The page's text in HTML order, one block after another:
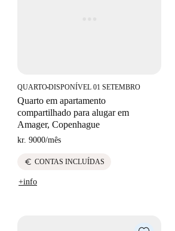
QUARTO■DISPONÍVEL 01 SETEMBRO
Quarto em apartamento
compartilhado para alugar em
Amager, Copenhague
kr. 9000/mês
euro CONTAS INCLUÍDAS
+info